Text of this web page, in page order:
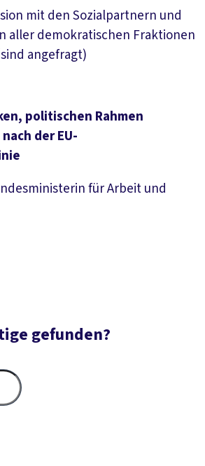
mit den Sozialpartnern und
aller demokratischen Fraktionen
angefragt)
politischen Rahmen
der EU-
für Arbeit und
gefunden?